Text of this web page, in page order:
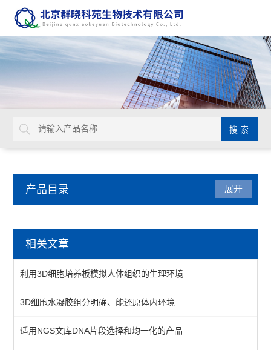
产品目录
primerdesign生物威胁检测试剂盒
primerdesign其他病原体检测试剂盒
植物病原体/病原菌检测试剂
primerdesign水源致病菌检测试剂盒
展开
相关文章
利用3D细胞培养板模拟人体组织的生理环境
3D细胞水凝胶组分明确、能还原体内环境
适用NGS文库DNA片段选择和均一化的产品